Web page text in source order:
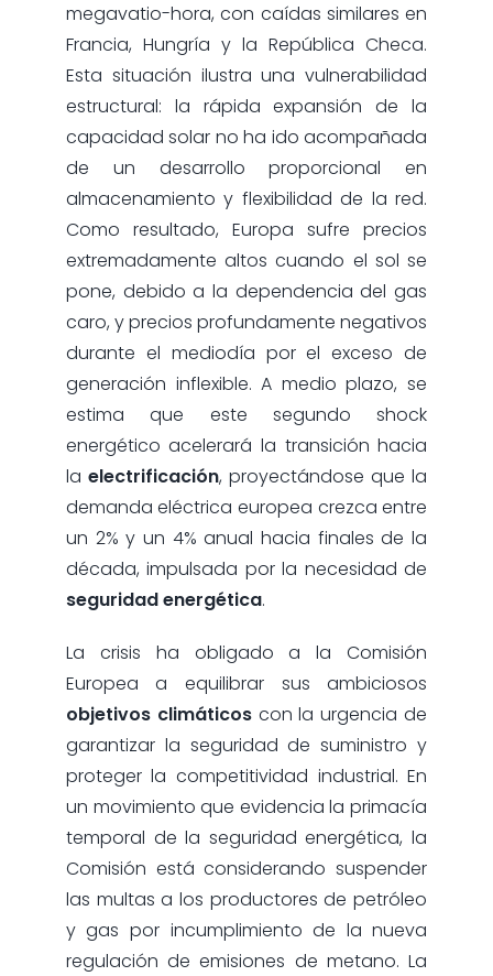
megavatio-hora, con caídas similares en
Francia, Hungría y la República Checa.
Esta situación ilustra una vulnerabilidad
estructural: la rápida expansión de la
capacidad solar no ha ido acompañada
de un desarrollo proporcional en
almacenamiento y flexibilidad de la red.
Como resultado, Europa sufre precios
extremadamente altos cuando el sol se
pone, debido a la dependencia del gas
caro, y precios profundamente negativos
durante el mediodía por el exceso de
generación inflexible. A medio plazo, se
estima que este segundo shock
energético acelerará la transición hacia
la electrificación, proyectándose que la
demanda eléctrica europea crezca entre
un 2% y un 4% anual hacia finales de la
década, impulsada por la necesidad de
seguridad energética.
La crisis ha obligado a la Comisión
Europea a equilibrar sus ambiciosos
objetivos climáticoscon la urgencia de
garantizar la seguridad de suministro y
proteger la competitividad industrial. En
un movimiento que evidencia la primacía
temporal de la seguridad energética, la
Comisión está considerando suspender
las multas a los productores de petróleo
y gas por incumplimiento de la nueva
regulación de emisiones de metano. La